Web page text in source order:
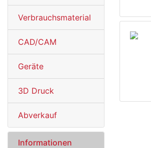
Verbrauchsmaterial
CAD/CAM
Geräte
3D Druck
Abverkauf
Informationen